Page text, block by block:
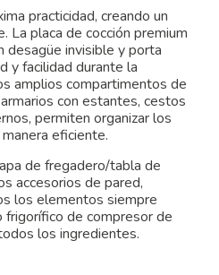
practicidad, creando un
La placa de cocción premium
desagüe invisible y porta
y facilidad durante la
amplios compartimentos de
con estantes, cestos
permiten organizar los
eficiente.
de fregadero/tabla de
accesorios de pared,
los elementos siempre
frigorífico de compresor de
los ingredientes.